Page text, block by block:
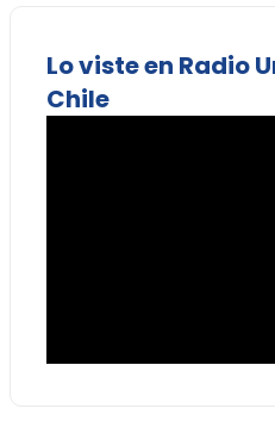
Lo viste en Radio
Chile